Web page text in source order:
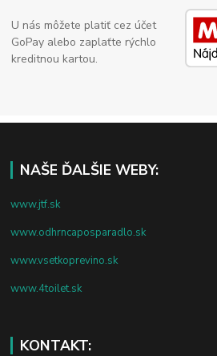
U nás môžete platiť cez účet
GoPay alebo zaplaťte rýchlo
kreditnou kartou.
NAŠE ĎALŠIE WEBY:
www.jtf.sk
www.odhrncaposparadlo.sk
www.vsetkoprevino.sk
www.4toilet.sk
KONTAKT: